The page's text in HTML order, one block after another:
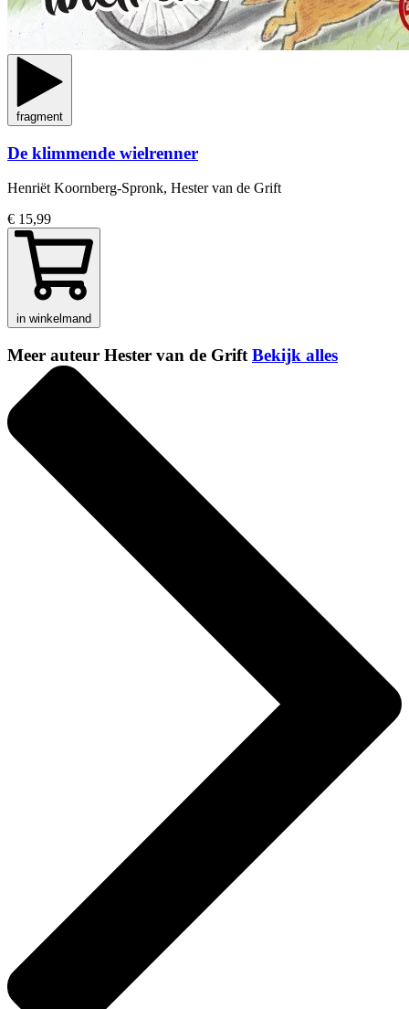
fragment
De klimmende wielrenner
Henriët Koornberg-Spronk, Hester van de Grift
€ 15,99
in winkelmand
Meer auteur Hester van de Grift Bekijk alles